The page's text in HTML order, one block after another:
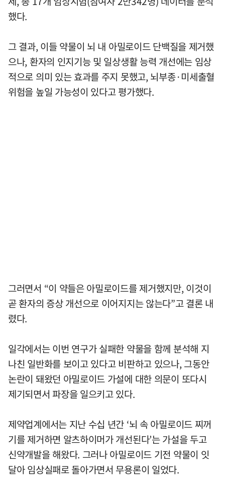
했다.
그 결과, 이들 약물이 뇌 내 아밀로이드 단백질을 제거했
으나, 환자의 인지기능 및 일상생활 능력 개선에는 임상
적으로 의미 있는 효과를 주지 못했고, 뇌부종·미세출혈
위험을 높일 가능성이 있다고 평가했다.
그러면서 “이 약들은 아밀로이드를 제거했지만, 이것이
곧 환자의 증상 개선으로 이어지지는 않는다”고 결론 내
렸다.
일각에서는 이번 연구가 실패한 약물을 함께 분석해 지
나친 일반화를 보이고 있다고 비판하고 있으나, 그동안
논란이 돼왔던 아밀로이드 가설에 대한 의문이 또다시
제기되면서 파장을 일으키고 있다.
제약업계에서는 지난 수십 년간 ‘뇌 속 아밀로이드 찌꺼
기를 제거하면 알츠하이머가 개선된다’는 가설을 두고
신약개발을 해왔다. 그러나 아밀로이드 기전 약물이 잇
달아 임상실패로 돌아가면서 무용론이 일었다.